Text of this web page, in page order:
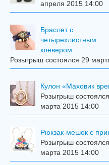
апреля 2015 14:00
Браслет с
четырехлистным
клевером
Розыгрыш состоялся 29
Кулон «Маховик
Розыгрыш
марта 2015 14:00
Рюкзак-мешок с
Розыгрыш
марта 2015 14:00